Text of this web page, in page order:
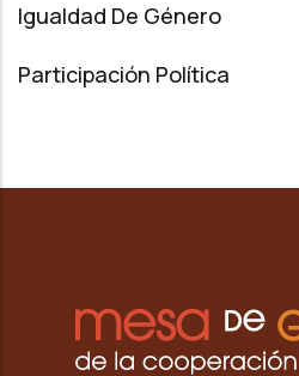
Igualdad De Género
Participación Política